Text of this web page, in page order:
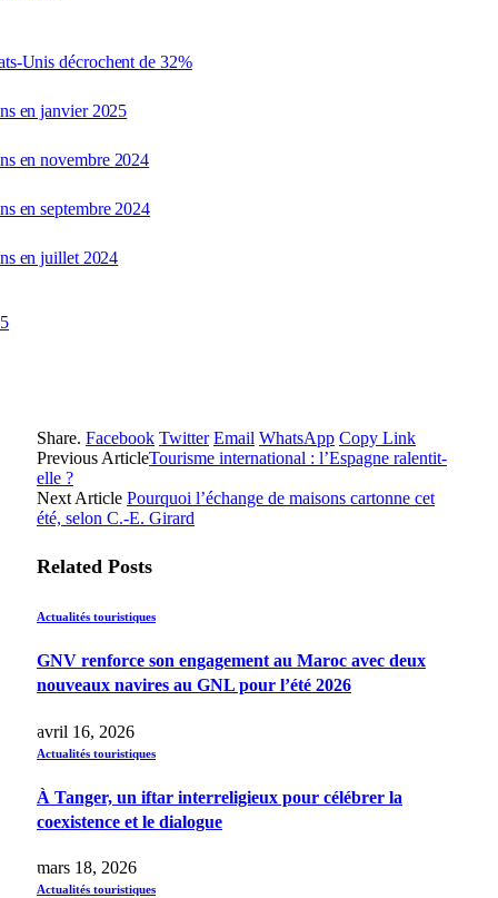
Unis décrochent de 32%
en janvier 2025
en novembre 2024
en septembre 2024
en juillet 2024
Share. Facebook Twitter Email WhatsApp Copy Link
Previous ArticleTourisme international : l’Espagne ralentit-
elle ?
Next Article Pourquoi l’échange de maisons cartonne cet
été, selon C.-E. Girard
Related Posts
Actualités touristiques
GNV renforce son engagement au Maroc avec deux
nouveaux navires au GNL pour l’été 2026
avril 16, 2026
Actualités touristiques
À Tanger, un iftar interreligieux pour célébrer la
coexistence et le dialogue
mars 18, 2026
Actualités touristiques